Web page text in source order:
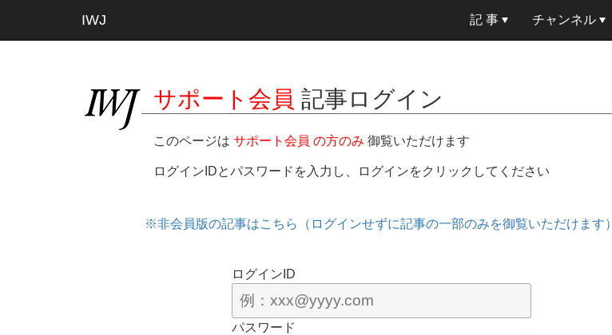
IWJ 記 事 チャンネル
サポート会員 記事ログイン
このページは サポート会員 の方のみ 御覧いただけます
ログインIDとパスワードを入力し、ログインをクリックしてください
※非会員版の記事はこちら（ログインせずに記事の一部のみを御覧いただけます）
ログインID
パスワード